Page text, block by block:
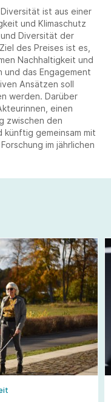
ist aus einer
und Klimaschutz
Diversität der
des Preises ist es,
Nachhaltigkeit und
und das Engagement
Ansätzen soll
werden. Darüber
einen
zwischen den
künftig gemeinsam mit
im jährlichen